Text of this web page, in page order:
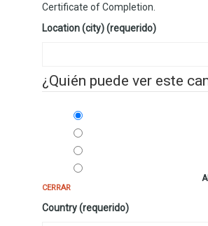
Certificate of Completion.
Location (city) (requerido)
¿Quién puede ver este
CERRAR
Country (requerido)